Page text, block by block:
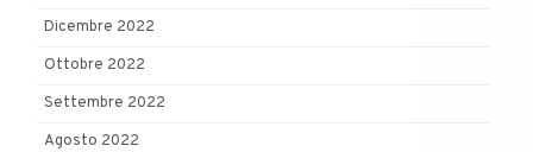
Dicembre 2022
Ottobre 2022
Settembre 2022
Agosto 2022